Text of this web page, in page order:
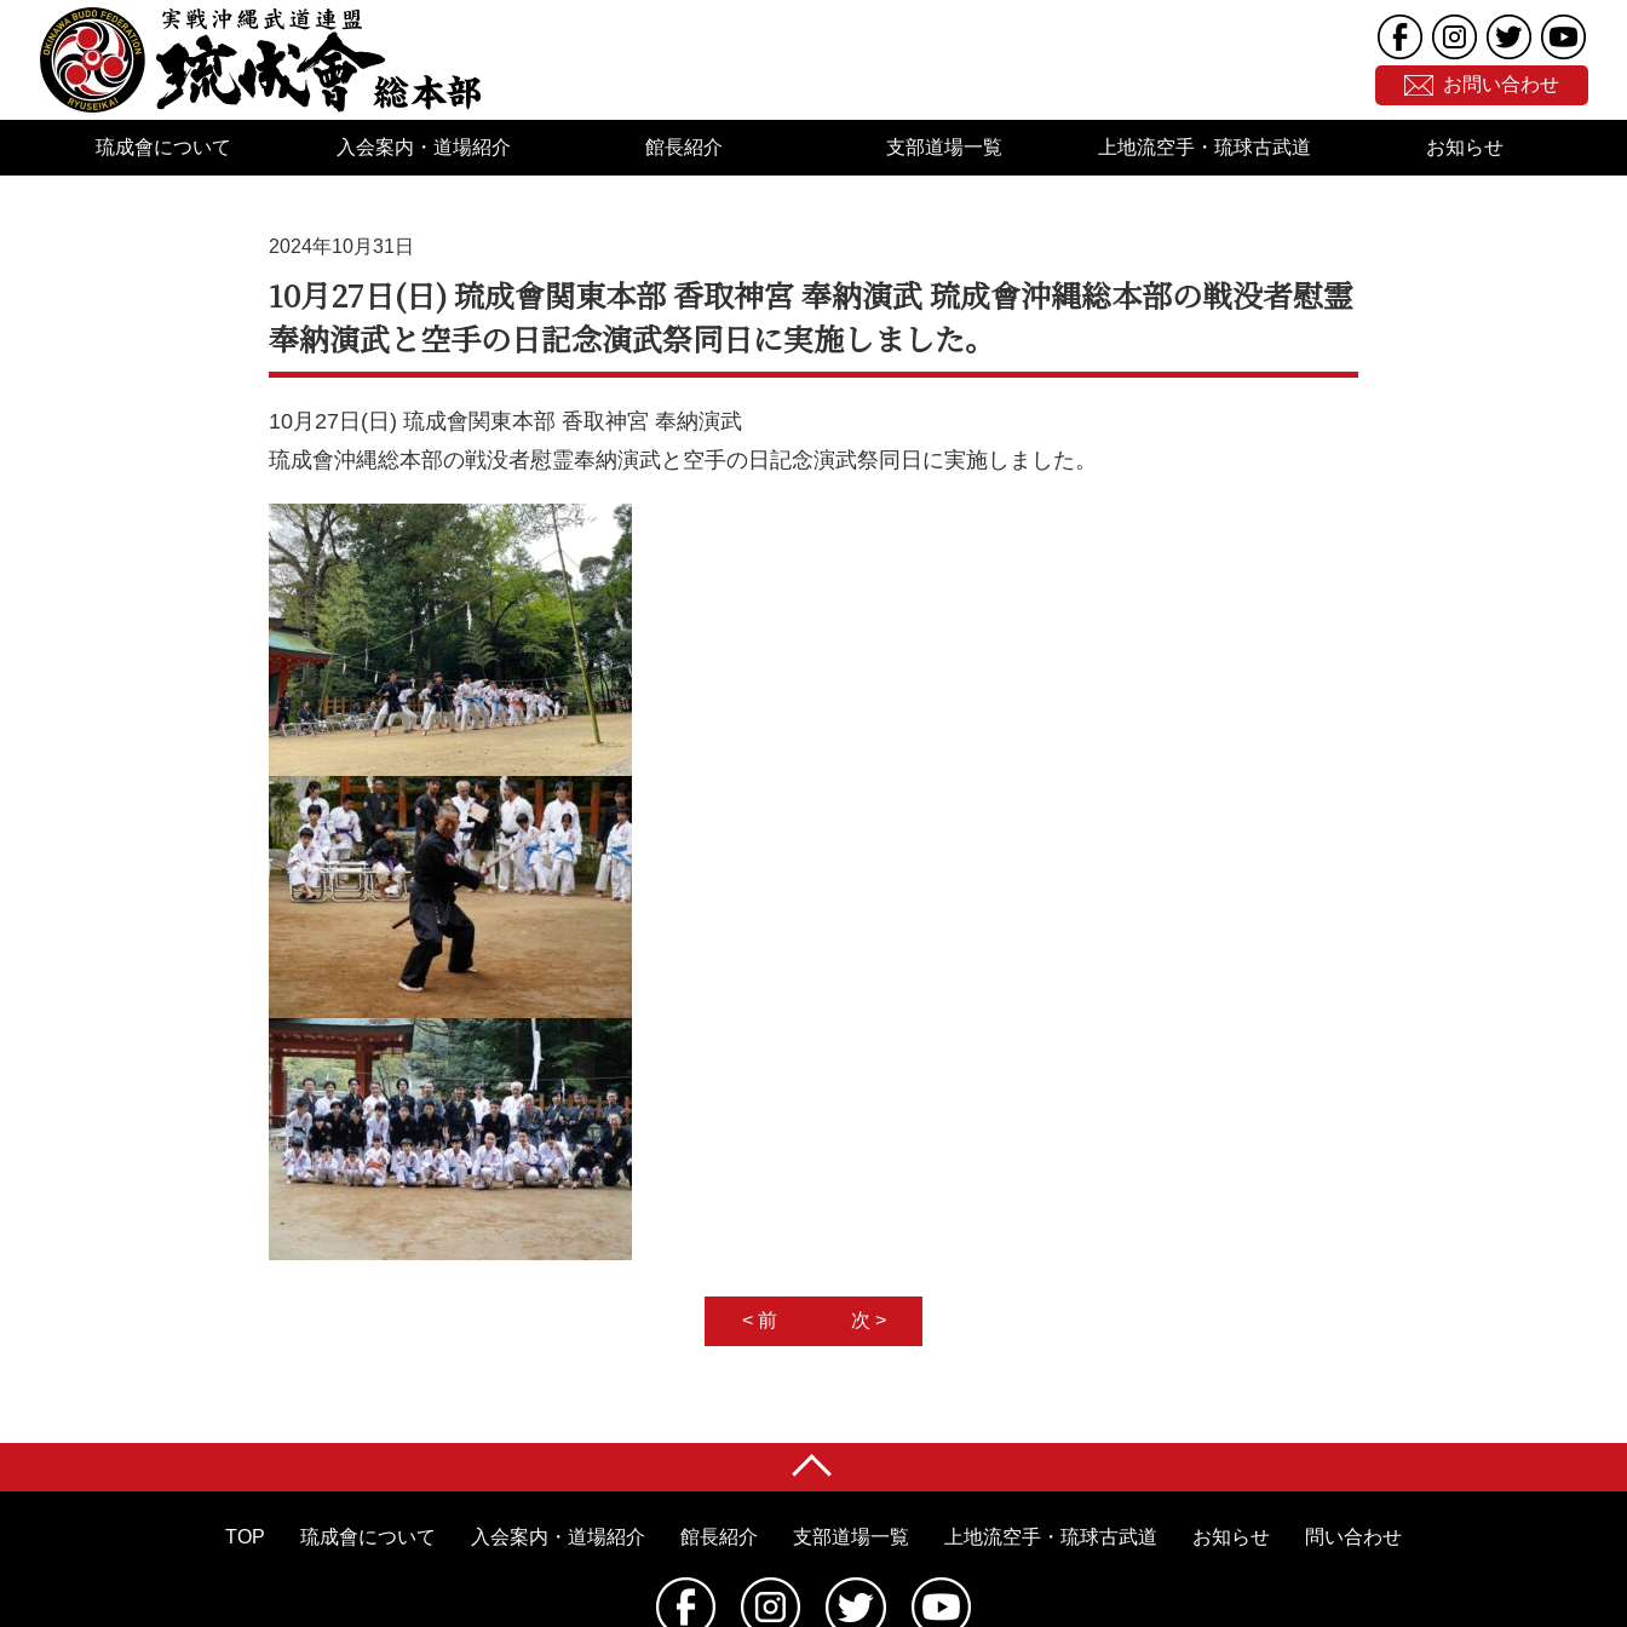
お問い合わせ
琉成會について 入会案内・道場紹介 館長紹介 支部道場一覧 上地流空手・琉球古武道 お知らせ
2024年10月31日
10月27日(日) 琉成會関東本部 香取神宮 奉納演武 琉成會沖縄総本部の戦没者慰霊
奉納演武と空手の日記念演武祭同日に実施しました。
10月27日(日) 琉成會関東本部 香取神宮 奉納演武
琉成會沖縄総本部の戦没者慰霊奉納演武と空手の日記念演武祭同日に実施しました。
< 前 次 >
TOP 琉成會について 入会案内・道場紹介 館長紹介 支部道場一覧 上地流空手・琉球古武道 お知らせ 問い合わせ